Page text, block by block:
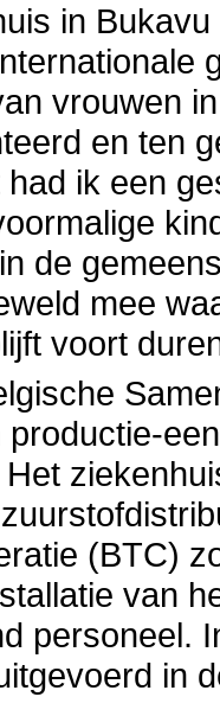
in
vrouwen
en ten
ik een
de
mee
voort
productie-
(BTC)
van
personeel.
in